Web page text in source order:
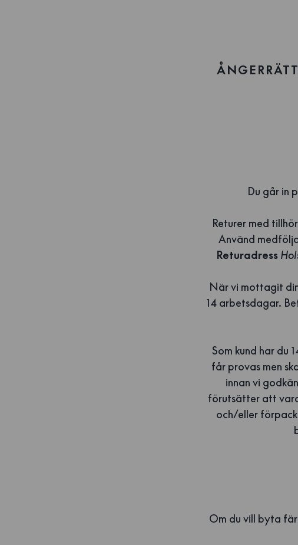
Du går in
Returer med
Använd
Returadress
När vi mottagit
14 arbetsdagar.
Som kund har du
får provas men
innan vi
förutsätter att
och/eller
Om du vill byta